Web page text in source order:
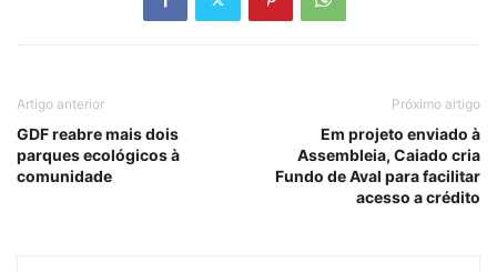
Artigo anterior
GDF reabre mais dois
parques ecológicos à
comunidade
Próximo artigo
Em projeto enviado à
Assembleia, Caiado cria
Fundo de Aval para facilitar
acesso a crédito